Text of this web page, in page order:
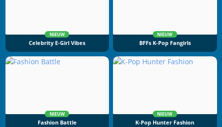
NIEUW
Celebrity E-Girl Vibes
NIEUW
BFFs K-Pop Fangirls
NIEUW
Fashion Battle
NIEUW
K-Pop Hunter Fashion